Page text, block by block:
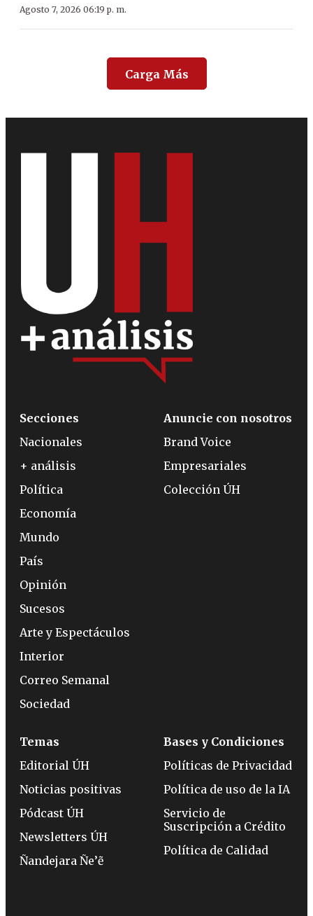
Agosto 7, 2026 06:19 p. m.
Carga Más
Secciones
Nacionales
+ análisis
Política
Economía
Mundo
País
Opinión
Sucesos
Arte y Espectáculos
Interior
Correo Semanal
Sociedad
Anuncie con nosotros
Brand Voice
Empresariales
Colección ÚH
Temas
Editorial ÚH
Noticias positivas
Pódcast ÚH
Newsletters ÚH
Ñandejara Ñe’ẽ
Bases y Condiciones
Políticas de Privacidad
Política de uso de la IA
Servicio de
Suscripción a Crédito
Política de Calidad